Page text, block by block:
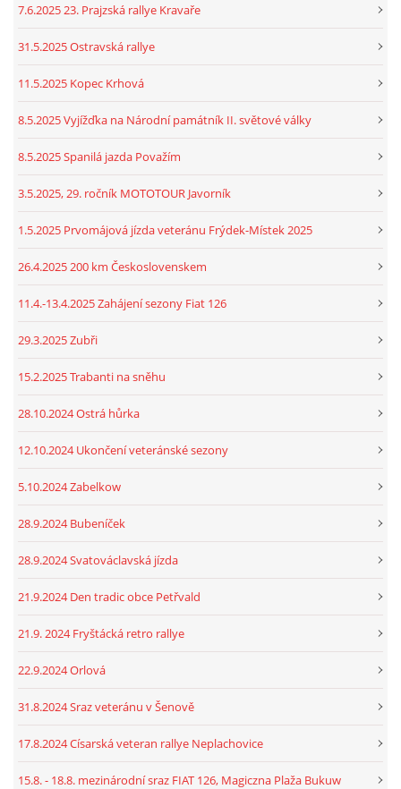
7.6.2025 23. Prajzská rallye Kravaře
31.5.2025 Ostravská rallye
11.5.2025 Kopec Krhová
8.5.2025 Vyjížďka na Národní památník II. světové války
8.5.2025 Spanilá jazda Považím
3.5.2025, 29. ročník MOTOTOUR Javorník
1.5.2025 Prvomájová jízda veteránu Frýdek-Místek 2025
26.4.2025 200 km Československem
11.4.-13.4.2025 Zahájení sezony Fiat 126
29.3.2025 Zubři
15.2.2025 Trabanti na sněhu
28.10.2024 Ostrá hůrka
12.10.2024 Ukončení veteránské sezony
5.10.2024 Zabelkow
28.9.2024 Bubeníček
28.9.2024 Svatováclavská jízda
21.9.2024 Den tradic obce Petřvald
21.9. 2024 Fryštácká retro rallye
22.9.2024 Orlová
31.8.2024 Sraz veteránu v Šenově
17.8.2024 Císarská veteran rallye Neplachovice
15.8. - 18.8. mezinárodní sraz FIAT 126, Magiczna Plaža Bukuw